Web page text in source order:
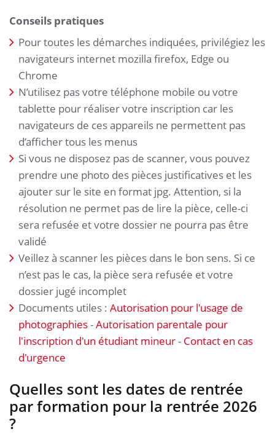
Conseils pratiques
Pour toutes les démarches indiquées, privilégiez les
navigateurs internet mozilla firefox, Edge ou
Chrome
N’utilisez pas votre téléphone mobile ou votre
tablette pour réaliser votre inscription car les
navigateurs de ces appareils ne permettent pas
d’afficher tous les menus
Si vous ne disposez pas de scanner, vous pouvez
prendre une photo des pièces justificatives et les
ajouter sur le site en format jpg. Attention, si la
résolution ne permet pas de lire la pièce, celle-ci
sera refusée et votre dossier ne pourra pas être
validé
Veillez à scanner les pièces dans le bon sens. Si ce
n’est pas le cas, la pièce sera refusée et votre
dossier jugé incomplet
Documents utiles : Autorisation pour l'usage de
photographies-Autorisation parentale pour
l'inscription d'un étudiant mineur- Contact en cas
d'urgence
Quelles sont les dates de rentrée
par formation pour la rentrée 2026
?